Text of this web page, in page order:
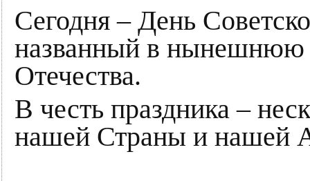
Сегодня – День
названный в нынешнюю
Отечества.
В честь праздника –
нашей Страны и нашей